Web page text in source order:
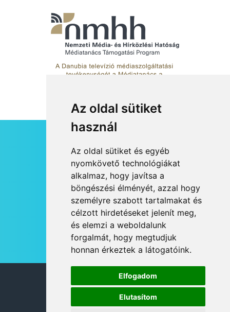
Az oldal sütiket
használ
Az oldal sütiket és egyéb
nyomkövető technológiákat
alkalmaz, hogy javítsa a
böngészési élményét, azzal hogy
személyre szabott tartalmakat és
célzott hirdetéseket jelenít meg,
és elemzi a weboldalunk
forgalmát, hogy megtudjuk
honnan érkeztek a látogatóink.
Elfogadom
Elutasítom
RSS
JOGI NYILATKOZAT
KAPCSOLAT
OLDALTÉRKÉP
IMPRESSZUM
HÍR BEKÜLDÉSE
© 2026 DANUBIA TV